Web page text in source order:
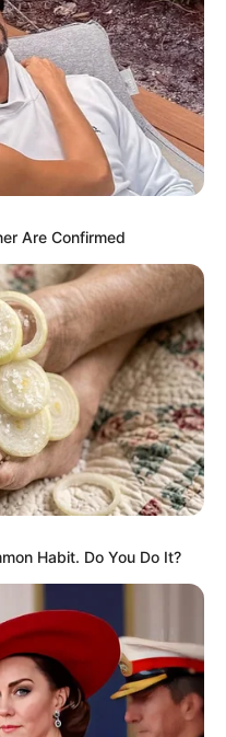
kritik 48 saat
əməl doğru
detalları AÇDI
valideyn nəzarəti
Are Confirmed
Habit. Do You Do It?